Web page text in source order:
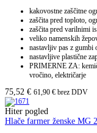
kakovostne zaščitne
zaščita pred toploto,
zaščita pred varilnimi
veliko namenskih
nastavljiv pas z gumbi
nastavljive plastične
PRIMERNE ZA:
vročino, električarje
75,52 € 61,90 € brez DDV
Hiter pogled
Hlače farmer ženske MG